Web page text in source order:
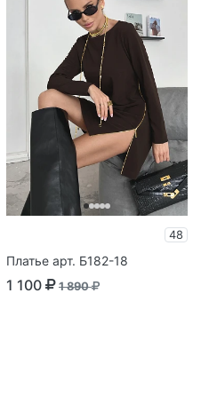
48
Платье арт. Б182-18
1 100 1 890